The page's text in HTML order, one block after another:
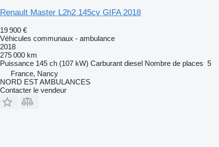
Renault Master L2h2 145cv GIFA 2018
19 900 €
Véhicules communaux - ambulance
2018
275 000 km
Puissance 145 ch (107 kW) Carburant diesel Nombre de places 5
France, Nancy
NORD EST AMBULANCES
Contacter le vendeur